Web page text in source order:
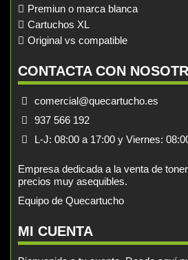
Premiun o marca blanca
Cartuchos XL
Original vs compatible
CONTACTA CON
comercial@quecartucho.es
937 566 192
L-J: 08:00 a 17:00 y Viernes:
Empresa dedicada a la venta de
precios muy asequibles.
Equipo de Quecartucho
MI CUENTA